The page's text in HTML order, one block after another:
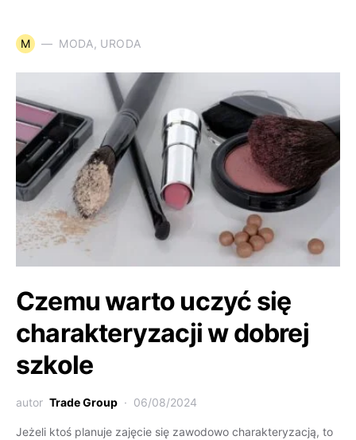
M MODA, URODA
Czemu warto uczyć się
charakteryzacji w dobrej
szkole
autor Trade Group 06/08/2024
Jeżeli ktoś planuje zajęcie się zawodowo charakteryzacją, to